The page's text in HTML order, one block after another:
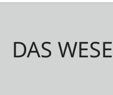
DAS